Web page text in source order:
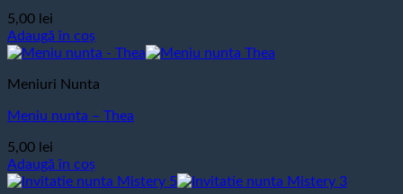
5,00 lei
Adaugă în coș
Meniuri Nunta
Meniu nunta – Thea
5,00 lei
Adaugă în coș